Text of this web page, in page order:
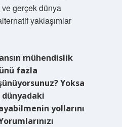
gerçek dünya
yaklaşımlar
mühendislik
fazla
Yoksa
yollarını